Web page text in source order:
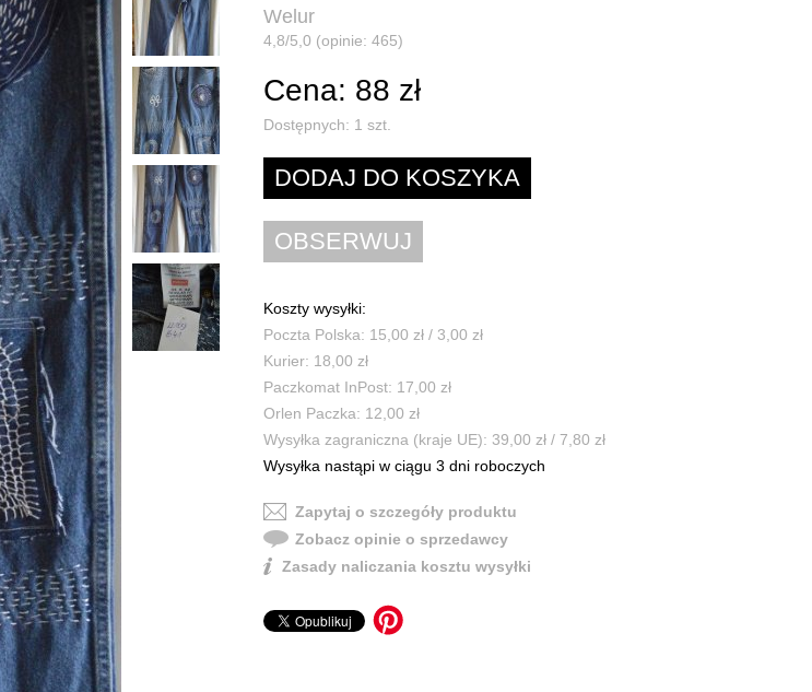
Welur
4,8/5,0 (opinie: 465)
Cena: 88 zł
Dostępnych: 1 szt.
Koszty wysyłki:
Poczta Polska: 15,00 zł / 3,00 zł
Kurier: 18,00 zł
Paczkomat InPost: 17,00 zł
Orlen Paczka: 12,00 zł
Wysyłka zagraniczna (kraje UE): 39,00 zł / 7,80 zł
Wysyłka nastąpi w ciągu 3 dni roboczych
Zapytaj o szczegóły produktu
Zobacz opinie o sprzedawcy
Zasady naliczania kosztu wysyłki